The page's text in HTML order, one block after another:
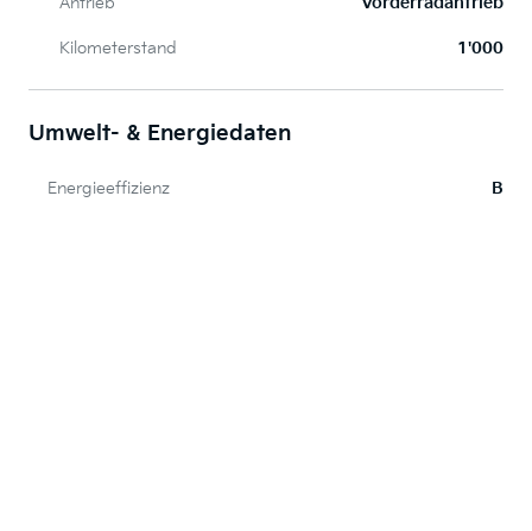
Kilometerstand 1'000
Umwelt- & Energiedaten
Energieeffizienz B